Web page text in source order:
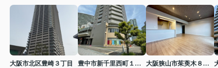
大阪市北区豊崎３丁目
豊中市新千里西町１丁目
大阪狭山市茱萸木８丁目